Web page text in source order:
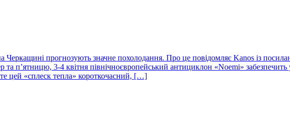
Черкащині прогнозують значне похолодання. Про це повідомляє Kanos із
та п’ятницю, 3-4 квітня північноєвропейський антициклон «Noemi»
цей «сплеск тепла» короткочасний, […]